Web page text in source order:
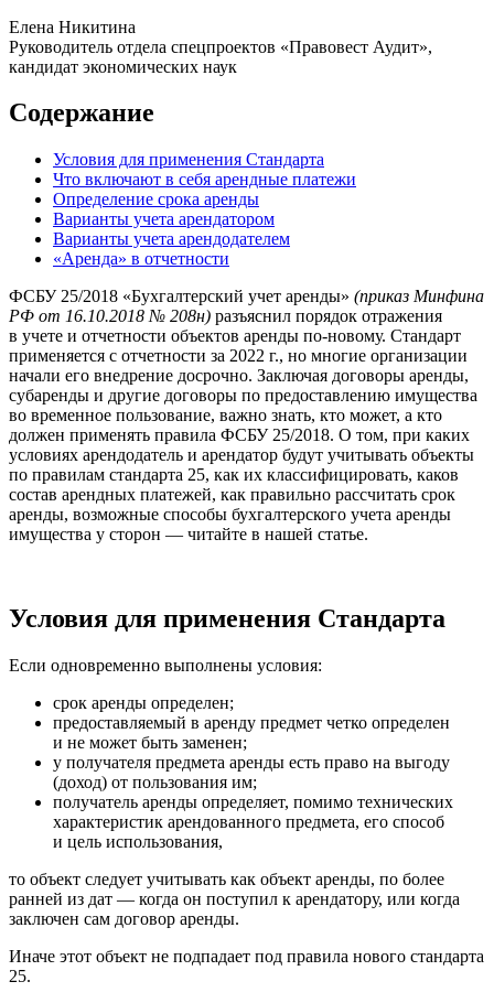
Елена Никитина
Руководитель отдела спецпроектов «Правовест Аудит»,
кандидат экономических наук
Содержание
Условия для применения Стандарта
Что включают в себя арендные платежи
Определение срока аренды
Варианты учета арендатором
Варианты учета арендодателем
«Аренда» в отчетности
ФСБУ 25/2018 «Бухгалтерский учет аренды» (приказ Минфина
РФ от 16.10.2018 № 208н) разъяснил порядок отражения
в учете и отчетности объектов аренды по-новому. Стандарт
применяется с отчетности за 2022 г., но многие организации
начали его внедрение досрочно. Заключая договоры аренды,
субаренды и другие договоры по предоставлению имущества
во временное пользование, важно знать, кто может, а кто
должен применять правила ФСБУ 25/2018. О том, при каких
условиях арендодатель и арендатор будут учитывать объекты
по правилам стандарта 25, как их классифицировать, каков
состав арендных платежей, как правильно рассчитать срок
аренды, возможные способы бухгалтерского учета аренды
имущества у сторон — читайте в нашей статье.
Условия для применения Стандарта
Если одновременно выполнены условия:
срок аренды определен;
предоставляемый в аренду предмет четко определен
и не может быть заменен;
у получателя предмета аренды есть право на выгоду
(доход) от пользования им;
получатель аренды определяет, помимо технических
характеристик арендованного предмета, его способ
и цель использования,
то объект следует учитывать как объект аренды, по более
ранней из дат — когда он поступил к арендатору, или когда
заключен сам договор аренды.
Иначе этот объект не подпадает под правила нового стандарта
25.